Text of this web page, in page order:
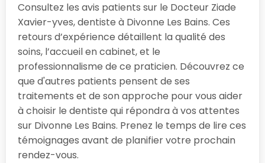
Consultez les avis patients sur le Docteur Ziade
Xavier-yves, dentiste à Divonne Les Bains. Ces
retours d’expérience détaillent la qualité des
soins, l’accueil en cabinet, et le
professionnalisme de ce praticien. Découvrez ce
que d'autres patients pensent de ses
traitements et de son approche pour vous aider
à choisir le dentiste qui répondra à vos attentes
sur Divonne Les Bains. Prenez le temps de lire ces
témoignages avant de planifier votre prochain
rendez-vous.